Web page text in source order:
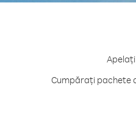
Cumpărați pachete